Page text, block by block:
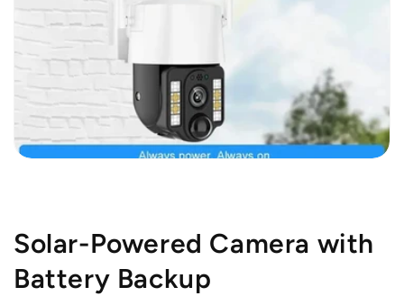
Solar-Powered Camera with
Battery Backup